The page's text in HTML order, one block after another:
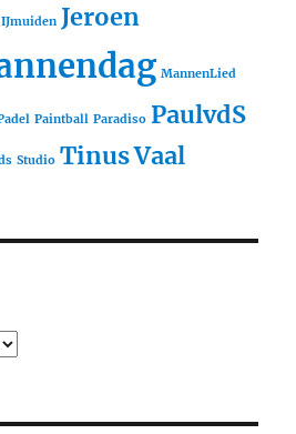
IJmuiden Jeroen
MannenLied
Paintball Paradiso PaulvdS
Studio TinusVaal